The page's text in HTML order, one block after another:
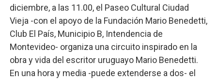
diciembre, a las 11.00, el Paseo Cultural Ciudad
Vieja -con el apoyo de la Fundación Mario Benedetti,
Club El País, Municipio B, Intendencia de
Montevideo- organiza una circuito inspirado en la
obra y vida del escritor uruguayo Mario Benedetti.
En una hora y media -puede extenderse a dos- el